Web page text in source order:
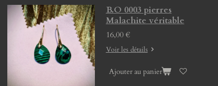
B.O 0003 pierres
Malachite véritable
16,00 €
Voir les détails
Ajouter au panier